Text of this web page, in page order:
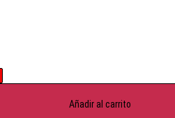
Añadir al carrito